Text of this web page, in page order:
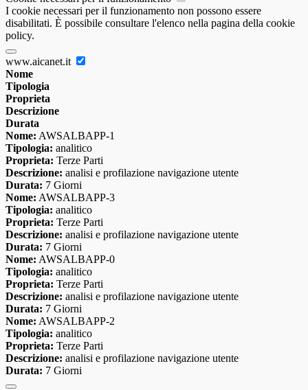
I cookie necessari per il funzionamento non possono essere
disabilitati. È possibile consultare l'elenco nella pagina della cookie
policy.
www.aicanet.it
Nome
Tipologia
Proprieta
Descrizione
Durata
Nome: AWSALBAPP-1
Tipologia: analitico
Proprieta: Terze Parti
Descrizione: analisi e profilazione navigazione utente
Durata: 7 Giorni
Nome: AWSALBAPP-3
Tipologia: analitico
Proprieta: Terze Parti
Descrizione: analisi e profilazione navigazione utente
Durata: 7 Giorni
Nome: AWSALBAPP-0
Tipologia: analitico
Proprieta: Terze Parti
Descrizione: analisi e profilazione navigazione utente
Durata: 7 Giorni
Nome: AWSALBAPP-2
Tipologia: analitico
Proprieta: Terze Parti
Descrizione: analisi e profilazione navigazione utente
Durata: 7 Giorni